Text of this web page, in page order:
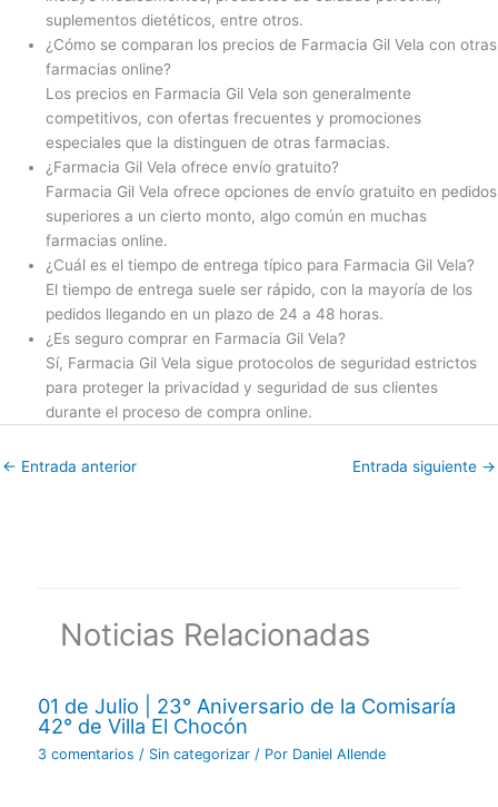
suplementos dietéticos, entre otros.
¿Cómo se comparan los precios de Farmacia Gil Vela con otras
farmacias online?
Los precios en Farmacia Gil Vela son generalmente
competitivos, con ofertas frecuentes y promociones
especiales que la distinguen de otras farmacias.
¿Farmacia Gil Vela ofrece envío gratuito?
Farmacia Gil Vela ofrece opciones de envío gratuito en pedidos
superiores a un cierto monto, algo común en muchas
farmacias online.
¿Cuál es el tiempo de entrega típico para Farmacia Gil Vela?
El tiempo de entrega suele ser rápido, con la mayoría de los
pedidos llegando en un plazo de 24 a 48 horas.
¿Es seguro comprar en Farmacia Gil Vela?
Sí, Farmacia Gil Vela sigue protocolos de seguridad estrictos
para proteger la privacidad y seguridad de sus clientes
durante el proceso de compra online.
← Entrada anterior Entrada siguiente →
Noticias Relacionadas
01 de Julio | 23° Aniversario de la Comisaría
42° de Villa El Chocón
3 comentarios / Sin categorizar / Por Daniel Allende